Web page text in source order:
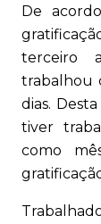
De
terceiro
trabalhou
dias.
tiver
como